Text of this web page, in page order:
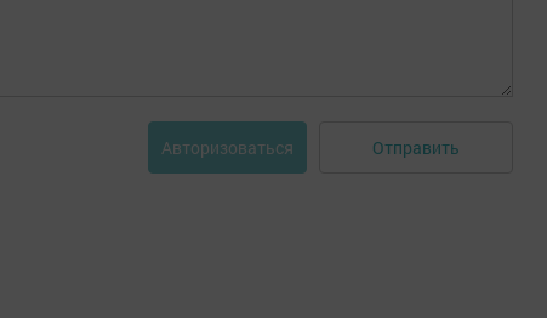
Авторизоваться Отправить